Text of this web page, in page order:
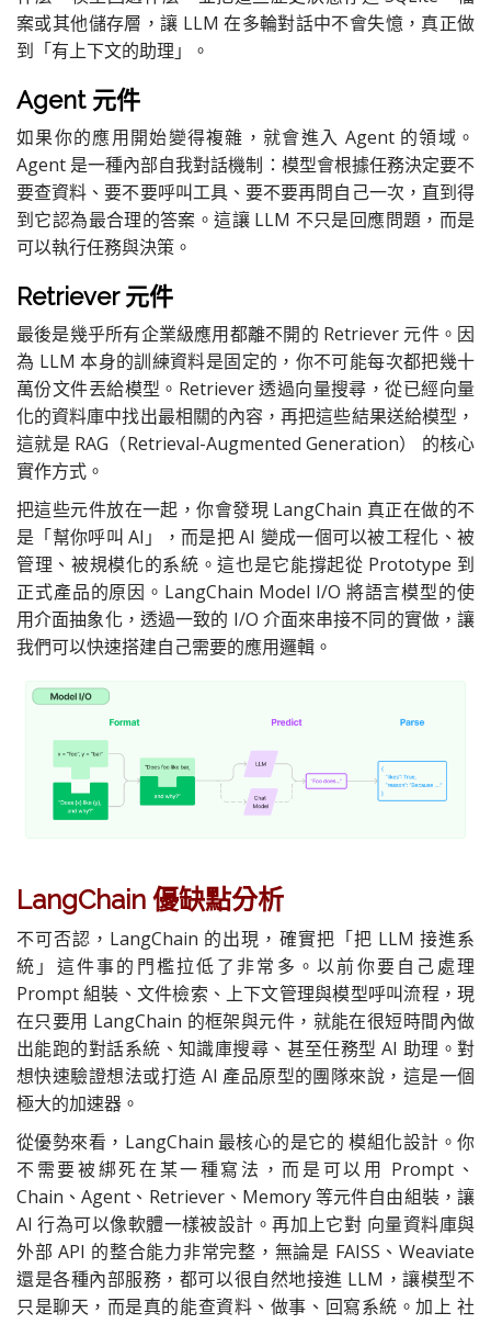
案或其他儲存層，讓 LLM 在多輪對話中不會失憶，真正做
到「有上下文的助理」。
Agent 元件
如果你的應用開始變得複雜，就會進入 Agent 的領域。
Agent 是一種內部自我對話機制：模型會根據任務決定要不
要查資料、要不要呼叫工具、要不要再問自己一次，直到得
到它認為最合理的答案。這讓 LLM 不只是回應問題，而是
可以執行任務與決策。
Retriever 元件
最後是幾乎所有企業級應用都離不開的 Retriever 元件。因
為 LLM 本身的訓練資料是固定的，你不可能每次都把幾十
萬份文件丟給模型。Retriever 透過向量搜尋，從已經向量
化的資料庫中找出最相關的內容，再把這些結果送給模型，
這就是 RAG（Retrieval-Augmented Generation） 的核心
實作方式。
把這些元件放在一起，你會發現 LangChain 真正在做的不
是「幫你呼叫 AI」，而是把 AI 變成一個可以被工程化、被
管理、被規模化的系統。這也是它能撐起從 Prototype 到
正式產品的原因。LangChain Model I/O 將語言模型的使
用介面抽象化，透過一致的 I/O 介面來串接不同的實做，讓
我們可以快速搭建自己需要的應用邏輯。
LangChain 優缺點分析
不可否認，LangChain 的出現，確實把「把 LLM 接進系
統」這件事的門檻拉低了非常多。以前你要自己處理
Prompt 組裝、文件檢索、上下文管理與模型呼叫流程，現
在只要用 LangChain 的框架與元件，就能在很短時間內做
出能跑的對話系統、知識庫搜尋、甚至任務型 AI 助理。對
想快速驗證想法或打造 AI 產品原型的團隊來說，這是一個
極大的加速器。
從優勢來看，LangChain 最核心的是它的 模組化設計。你
不需要被綁死在某一種寫法，而是可以用 Prompt、
Chain、Agent、Retriever、Memory 等元件自由組裝，讓
AI 行為可以像軟體一樣被設計。再加上它對 向量資料庫與
外部 API 的整合能力非常完整，無論是 FAISS、Weaviate
還是各種內部服務，都可以很自然地接進 LLM，讓模型不
只是聊天，而是真的能查資料、做事、回寫系統。加上 社